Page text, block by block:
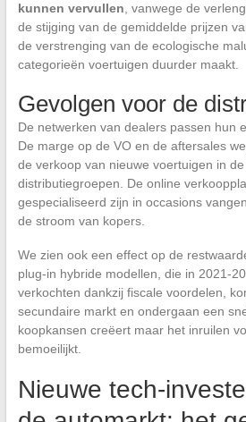
kunnen vervullen , vanwege de
de stijging van de gemiddelde prijzen
de verstrenging van de ecologische
categorieën voertuigen duurder maakt.
Gevolgen voor de
De netwerken van dealers passen hun
De marge op de VO en de aftersales
de verkoop van nieuwe voertuigen in
distributiegroepen. De online
gespecialiseerd zijn in occasions
de stroom van kopers.
We zien ook een effect op de
plug-in hybride modellen, die in 2021-
verkochten dankzij fiscale voordelen,
secundaire markt en ondergaan een
koopkansen creëert maar het inruilen
bemoeilijkt.
Nieuwe tech-